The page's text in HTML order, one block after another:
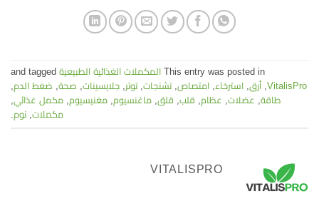
This entry was posted in المكملات الغذائية الطبيعية
VitalisPro
, أرق, استرخاء, امتصاص,تشنجات,توتر, جلايسينات, صحة, ضغط الدم,
طاقة, عضلات, عظام, قلب, قلق, ماغنسيوم, مغنيسيوم, مكمل غذائي,
مكملات, نوم.
VITALISPRO